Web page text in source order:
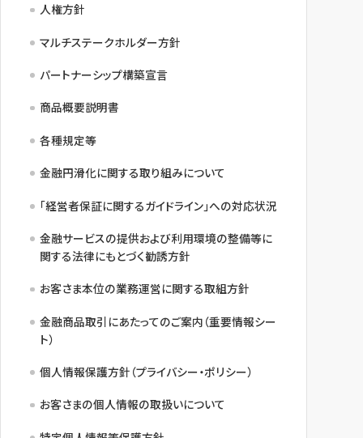
人権方針
マルチステークホルダー方針
パートナーシップ構築宣言
商品概要説明書
各種規定等
金融円滑化に関する取り組みについて
「経営者保証に関するガイドライン」への対応状況
金融サービスの提供および利用環境の整備等に
関する法律にもとづく勧誘方針
お客さま本位の業務運営に関する取組方針
金融商品取引にあたってのご案内（重要情報シー
ト）
個人情報保護方針（プライバシー・ポリシー）
お客さまの個人情報の取扱いについて